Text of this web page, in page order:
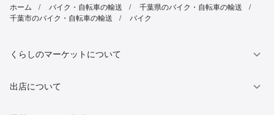
ホーム バイク・自転車の輸送
千葉県のバイク・自転車の輸送
千葉市のバイク・自転車の輸送
バイク
くらしのマーケットについて
出店について